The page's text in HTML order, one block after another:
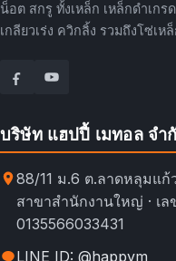
น็อต สกรู ทั้งเหล็ก เหล็กดำเก
เกลียวเร่ง ควิกลิ้ง รวมถึงโซ่เห
บริษัท แฮปปี้ เมทอล จำ
88/11 ม.6 ต.ลาดหลุมแ
สาขาสำนักงานใหญ่ · เล
0135566033431
LINE ID: @happym